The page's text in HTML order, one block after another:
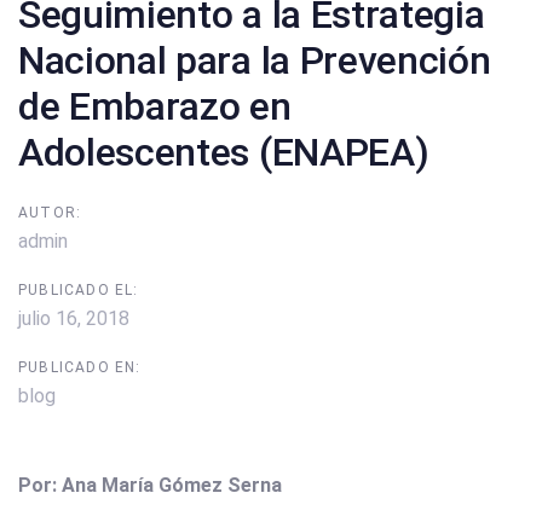
Seguimiento a la Estrategia
Nacional para la Prevención
de Embarazo en
Adolescentes (ENAPEA)
AUTOR:
admin
PUBLICADO EL:
julio 16, 2018
PUBLICADO EN:
blog
Por: Ana María Gómez Serna